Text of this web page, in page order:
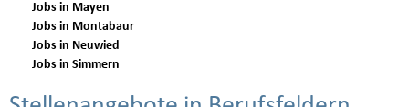
Jobs in Mayen
Jobs in Montabaur
Jobs in Neuwied
Jobs in Simmern